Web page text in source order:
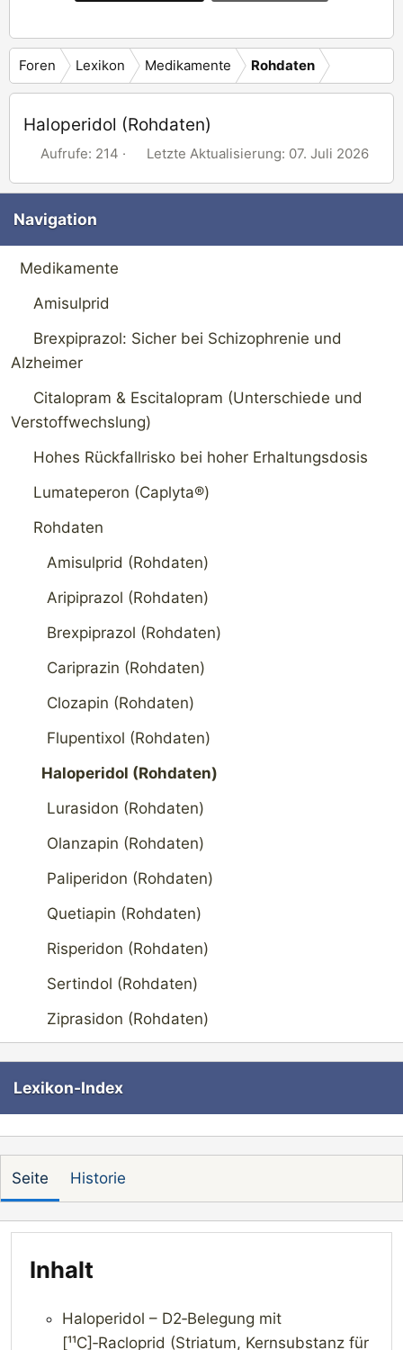
Foren Lexikon Medikamente Rohdaten
Haloperidol (Rohdaten)
A
f
r
Aufrufe: 214
L
t
u
i
s
i
r
g
Letzte Aktualisierung: 07. Juli 2026
Navigation
Medikamente
Amisulprid
Brexpiprazol: Sicher bei Schizophrenie und
Alzheimer
Citalopram & Escitalopram (Unterschiede und
Verstoffwechslung)
Hohes Rückfallrisko bei hoher Erhaltungsdosis
Lumateperon (Caplyta®)
Rohdaten
Amisulprid (Rohdaten)
Aripiprazol (Rohdaten)
Brexpiprazol (Rohdaten)
Cariprazin (Rohdaten)
Clozapin (Rohdaten)
Flupentixol (Rohdaten)
Haloperidol (Rohdaten)
Lurasidon (Rohdaten)
Olanzapin (Rohdaten)
Paliperidon (Rohdaten)
Quetiapin (Rohdaten)
Risperidon (Rohdaten)
Sertindol (Rohdaten)
Ziprasidon (Rohdaten)
Lexikon-Index
Seite Historie
Inhalt
Haloperidol – D2‑Belegung mit
[¹¹C]‑Racloprid (Striatum, Kernsubstanz für